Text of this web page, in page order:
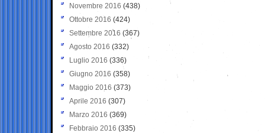
Novembre 2016 (438)
Ottobre 2016 (424)
Settembre 2016 (367)
Agosto 2016 (332)
Luglio 2016 (336)
Giugno 2016 (358)
Maggio 2016 (373)
Aprile 2016 (307)
Marzo 2016 (369)
Febbraio 2016 (335)